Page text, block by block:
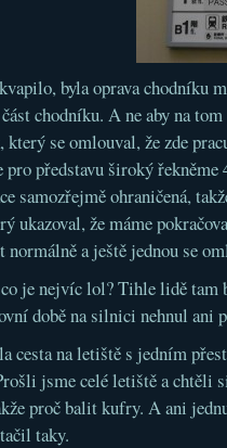
byla oprava chodníku
chodníku. A ne aby na
který se omlouval, že zde
pro představu široký
samozřejmě ohraničená,
ukazoval, že máme
normálně a ještě jednou se
je nejvíc lol? Tihle lidě tam
době na silnici nehnul ani
cesta na letiště s jedním
jsme celé letiště a chtěli
proč balit kufry. A ani
taky.